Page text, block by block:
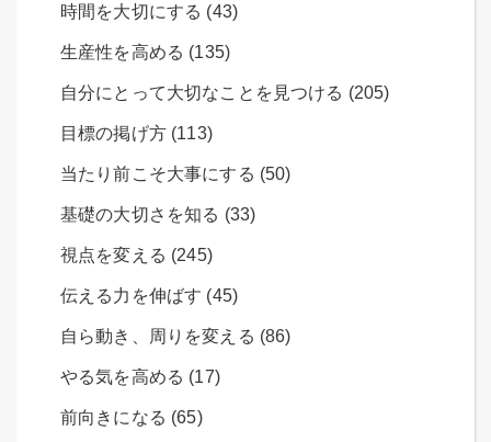
時間を大切にする (43)
生産性を高める (135)
自分にとって大切なことを見つける (205)
目標の掲げ方 (113)
当たり前こそ大事にする (50)
基礎の大切さを知る (33)
視点を変える (245)
伝える力を伸ばす (45)
自ら動き、周りを変える (86)
やる気を高める (17)
前向きになる (65)